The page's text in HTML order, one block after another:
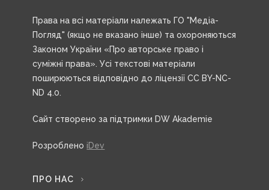
Права на всі матеріали належать ГО "Медіа-
Погляд" (якщо не вказано інше) та охороняються
Законом України «Про авторське право і
суміжні права». Усі текстові матеріали
поширюються відповідно до ліцензії CC BY-NC-
ND 4.0.
Сайт створено за підтримки DW Akademie
Розроблено iDev
ПРО НАС